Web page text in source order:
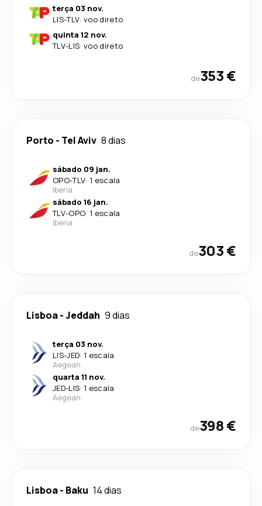
terça 03 nov.
LIS-TLV· voo direto
quinta 12 nov.
TLV-LIS· voo direto
de353 €
Porto - Tel Aviv 8 dias
sábado 09 jan.
OPO-TLV· 1 escala
Iberia
sábado 16 jan.
TLV-OPO· 1 escala
Iberia
de303 €
Lisboa-Jeddah 9 dias
terça 03 nov.
LIS-JED· 1 escala
Aegean
quarta 11 nov.
JED-LIS· 1 escala
Aegean
de398 €
Lisboa- Baku 14 dias